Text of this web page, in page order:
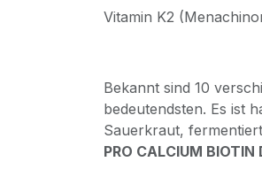
Vitamin K2
Bekannt sind 10
bedeutendsten. Es ist
Sauerkraut,
PRO CALCIUM BIOTIN